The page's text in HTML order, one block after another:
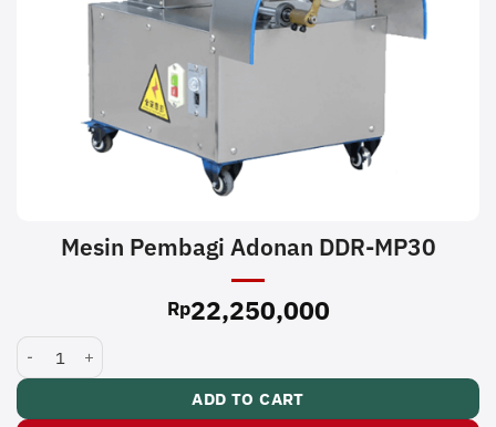
Mesin Pembagi Adonan DDR-MP30
Rp22,250,000
Mesin Pembagi Adonan DDR-MP30 quantity
ADD TO CART